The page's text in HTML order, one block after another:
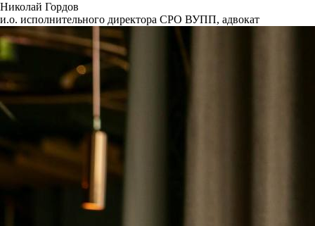
Николай Гордов
и.о. исполнительного директора СРО ВУПП, адвокат